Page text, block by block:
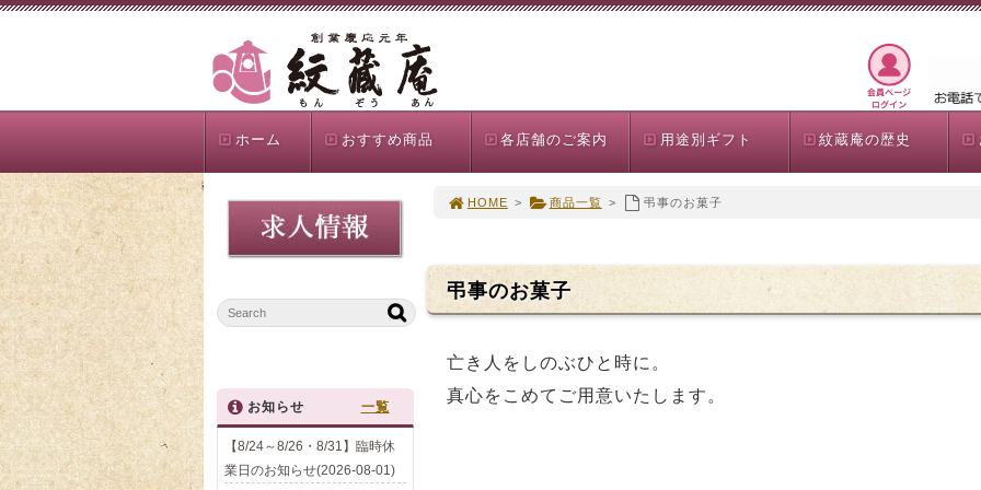
ホーム おすすめ商品 各店舗のご案内 用途別ギフト 紋蔵庵の歴史
HOME > 商品一覧 > 弔事のお菓子
弔事のお菓子
亡き人をしのぶひと時に。
真心をこめてご用意いたします。
お知らせ 一覧
【8/24～8/26・8/31】臨時休
業日のお知らせ(2026-08-01)